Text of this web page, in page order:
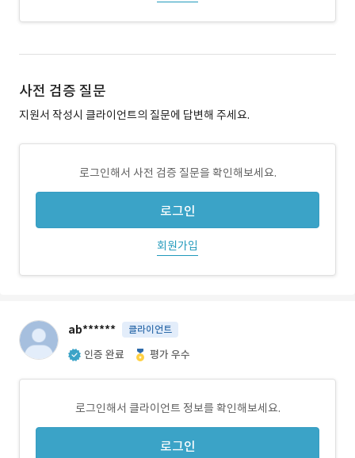
사전 검증 질문
지원서 작성시 클라이언트의 질문에 답변해 주세요.
로그인해서 사전 검증 질문을 확인해보세요.
로그인
회원가입
ab****** 클라이언트
인증 완료 평가 우수
로그인해서 클라이언트 정보를 확인해보세요.
로그인